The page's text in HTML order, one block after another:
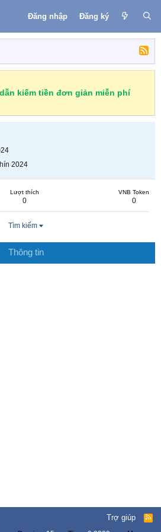
Đăng nhập Đăng ký
kiếm tiền đơn giản miễn phí
2024
Lượt thích
0
VNB Token
0
Tìm kiếm
Thông tin
Trợ giúp
R